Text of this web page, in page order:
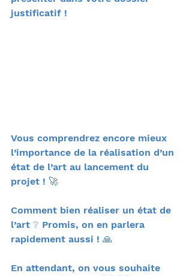
justificatif !
Vous comprendrez encore mieux
l’importance de la réalisation d’un
état de l’art au lancement du
projet ! 🚀
Comment bien réaliser un état de
l’art ❔ Promis, on en parlera
rapidement aussi ! 🙏
En attendant, on vous souhaite